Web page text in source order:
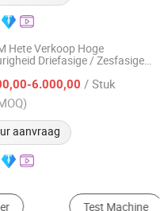
Hete Verkoop Hoge
Driefasige / Zesfasige
Testervoor Fabrieksprijs
6.000,00 / Stuk
aanvraag
Co., Ltd.
Instrument